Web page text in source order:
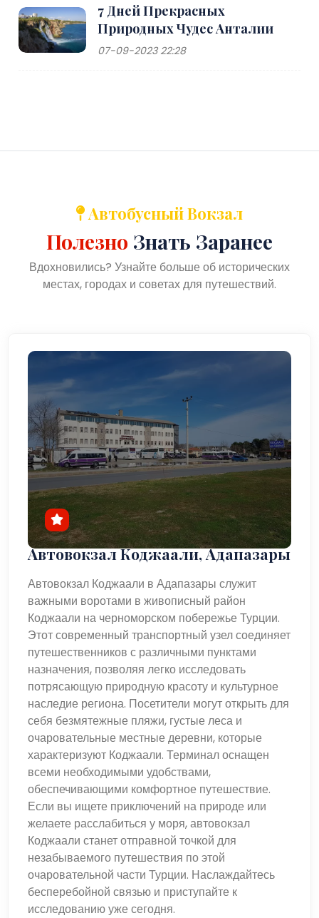
7 Дней Прекрасных
Природных Чудес Анталии
07-09-2023 22:28
Автобусный Вокзал
Полезно Знать Заранее
Вдохновились? Узнайте больше об исторических
местах, городах и советах для путешествий.
Автовокзал Коджаали, Адапазары
Автовокзал Коджаали в Адапазары служит
важными воротами в живописный район
Коджаали на черноморском побережье Турции.
Этот современный транспортный узел соединяет
путешественников с различными пунктами
назначения, позволяя легко исследовать
потрясающую природную красоту и культурное
наследие региона. Посетители могут открыть для
себя безмятежные пляжи, густые леса и
очаровательные местные деревни, которые
характеризуют Коджаали. Терминал оснащен
всеми необходимыми удобствами,
обеспечивающими комфортное путешествие.
Если вы ищете приключений на природе или
желаете расслабиться у моря, автовокзал
Коджаали станет отправной точкой для
незабываемого путешествия по этой
очаровательной части Турции. Наслаждайтесь
бесперебойной связью и приступайте к
исследованию уже сегодня.